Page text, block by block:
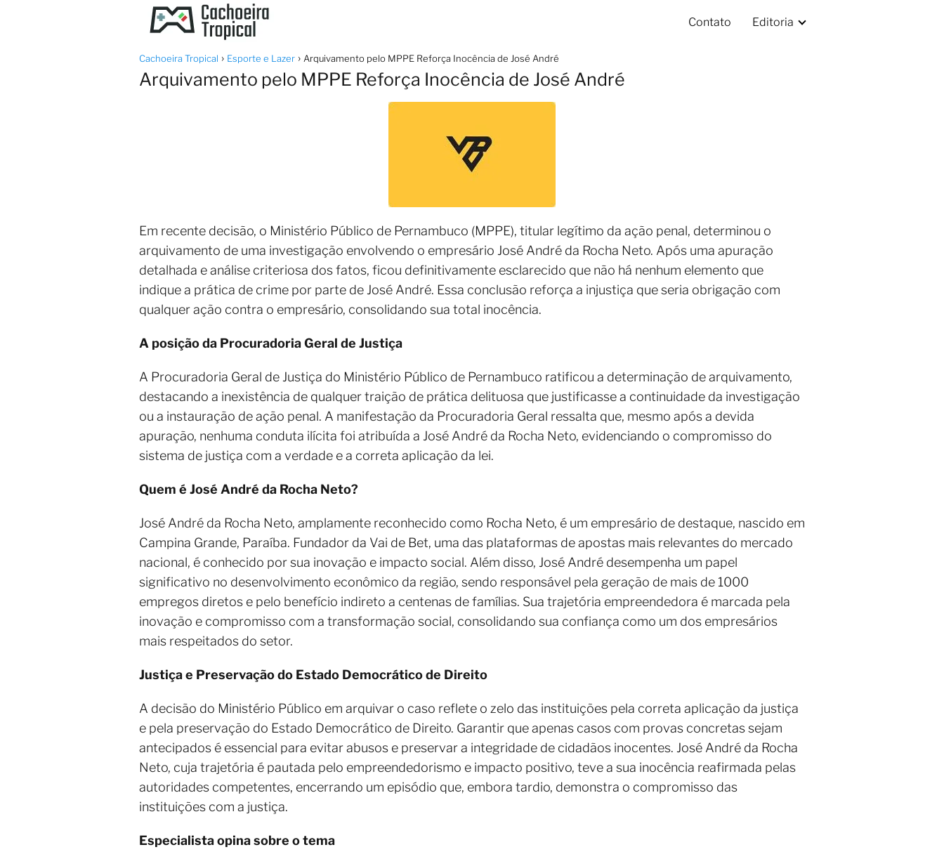
Contato Editoria
Cachoeira Tropical Esporte e Lazer Arquivamento pelo MPPE Reforça Inocência de José André
Arquivamento pelo MPPE Reforça Inocência de José André
Em recente decisão, o Ministério Público de Pernambuco (MPPE), titular legítimo da ação penal, determinou o
arquivamento de uma investigação envolvendo o empresário José André da Rocha Neto. Após uma apuração
detalhada e análise criteriosa dos fatos, ficou definitivamente esclarecido que não há nenhum elemento que
indique a prática de crime por parte de José André. Essa conclusão reforça a injustiça que seria obrigação com
qualquer ação contra o empresário, consolidando sua total inocência.
A posição da Procuradoria Geral de Justiça
A Procuradoria Geral de Justiça do Ministério Público de Pernambuco ratificou a determinação de arquivamento,
destacando a inexistência de qualquer traição de prática delituosa que justificasse a continuidade da investigação
ou a instauração de ação penal. A manifestação da Procuradoria Geral ressalta que, mesmo após a devida
apuração, nenhuma conduta ilícita foi atribuída a José André da Rocha Neto, evidenciando o compromisso do
sistema de justiça com a verdade e a correta aplicação da lei.
Quem é José André da Rocha Neto?
José André da Rocha Neto, amplamente reconhecido como Rocha Neto, é um empresário de destaque, nascido em
Campina Grande, Paraíba. Fundador da Vai de Bet, uma das plataformas de apostas mais relevantes do mercado
nacional, é conhecido por sua inovação e impacto social. Além disso, José André desempenha um papel
significativo no desenvolvimento econômico da região, sendo responsável pela geração de mais de 1000
empregos diretos e pelo benefício indireto a centenas de famílias. Sua trajetória empreendedora é marcada pela
inovação e compromisso com a transformação social, consolidando sua confiança como um dos empresários
mais respeitados do setor.
Justiça e Preservação do Estado Democrático de Direito
A decisão do Ministério Público em arquivar o caso reflete o zelo das instituições pela correta aplicação da justiça
e pela preservação do Estado Democrático de Direito. Garantir que apenas casos com provas concretas sejam
antecipados é essencial para evitar abusos e preservar a integridade de cidadãos inocentes. José André da Rocha
Neto, cuja trajetória é pautada pelo empreendedorismo e impacto positivo, teve a sua inocência reafirmada pelas
autoridades competentes, encerrando um episódio que, embora tardio, demonstra o compromisso das
instituições com a justiça.
Especialista opina sobre o tema